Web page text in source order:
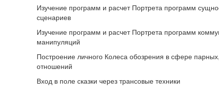
Изучение программ и расчет Портрета программ
сценариев
Изучение программ и расчет Портрета программ
манипуляций
Построение личного Колеса обозрения в сфере
отношений
Вход в поле сказки через трансовые техники